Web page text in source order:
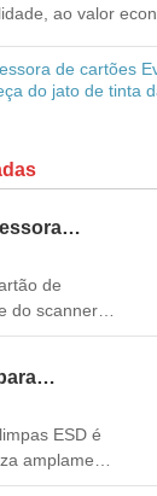
ao valor
de cartões
do jato de tinta
de
do scanner
da
e os
Ao limpar
...
ESD é
amplamente
ótica-